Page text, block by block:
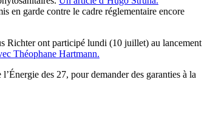
en garde contre le cadre réglementaire encore
Richter ont participé lundi (10 juillet) au lancement
Théophane Hartmann.
des 27, pour demander des garanties à la